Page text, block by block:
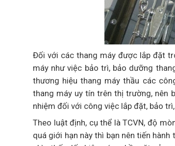
Đối với các thang máy được lắp đặt
máy như việc bảo trì, bảo dưỡng
thương hiệu thang máy thầu các
thang máy uy tín trên thị trường, nên
nhiệm đối với công việc lắp đặt, bảo
Theo luật định, cụ thể là TCVN, độ
quá giới hạn này thì bạn nên tiến